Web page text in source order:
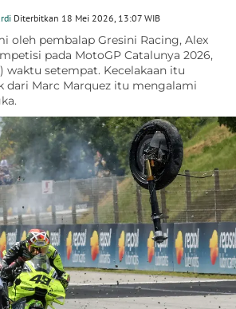
Diterbitkan 18 Mei 2026, 13:07 WIB
oleh pembalap Gresini Racing, Alex
pada MotoGP Catalunya 2026,
waktu setempat. Kecelakaan itu
dari Marc Marquez itu mengalami